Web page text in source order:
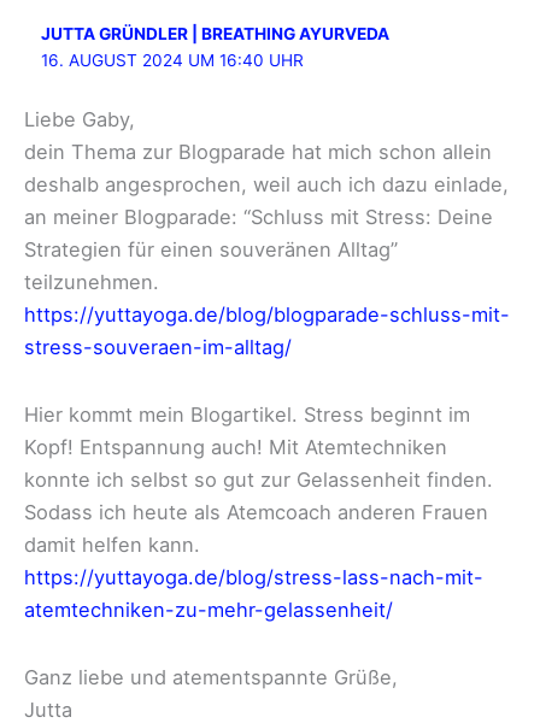
JUTTA GRÜNDLER | BREATHING AYURVEDA
16. AUGUST 2024 UM 16:40 UHR
Liebe Gaby,
dein Thema zur Blogparade hat mich schon allein
deshalb angesprochen, weil auch ich dazu einlade,
an meiner Blogparade: “Schluss mit Stress: Deine
Strategien für einen souveränen Alltag”
teilzunehmen.
https://yuttayoga.de/blog/blogparade-schluss-mit-
stress-souveraen-im-alltag/
Hier kommt mein Blogartikel. Stress beginnt im
Kopf! Entspannung auch! Mit Atemtechniken
konnte ich selbst so gut zur Gelassenheit finden.
Sodass ich heute als Atemcoach anderen Frauen
damit helfen kann.
https://yuttayoga.de/blog/stress-lass-nach-mit-
atemtechniken-zu-mehr-gelassenheit/
Ganz liebe und atementspannte Grüße,
Jutta